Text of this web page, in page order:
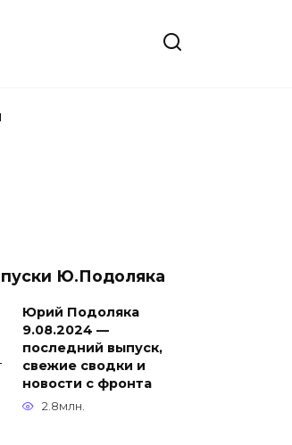
Ю.Подоляка
Юрий Подоляка
9.08.2024 —
последний выпуск,
свежие сводки и
новости с фронта
2.8млн.